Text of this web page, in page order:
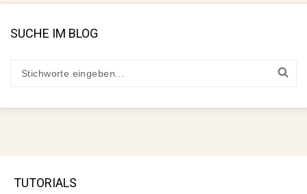
SUCHE IM BLOG
TUTORIALS